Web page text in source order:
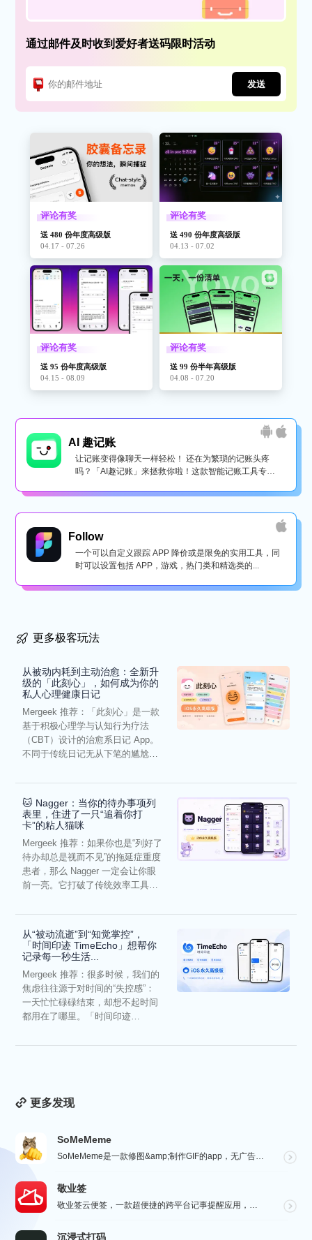
通过邮件及时收到爱好者送码限时活动
发送
评论有奖
送 480 份年度高级版
04.17 - 07.26
评论有奖
送 490 份年度高级版
04.13 - 07.02
评论有奖
送 95 份年度高级版
04.15 - 08.09
评论有奖
送 99 份半年高级版
04.08 - 07.20
AI 趣记账
让记账变得像聊天一样轻松！ 还在为繁琐的记账头疼
吗？「AI趣记账」来拯救你啦！这款智能记账工具专为
Follow
一个可以自定义跟踪 APP 降价或是限免的实用工具，同
时可以设置包括 APP，游戏，热门类和精选类的...
更多极客玩法
从被动内耗到主动治愈：全新升
级的「此刻心」，如何成为你的
私人心理健康日记
Mergeek 推荐：「此刻心」是一款
基于积极心理学与认知行为疗法
（CBT）设计的治愈系日记 App。
不同于传统日记无从下笔的尴尬，
🐱 Nagger：当你的待办事项列
表里，住进了一只“追着你打
卡”的粘人猫咪
Mergeek 推荐：如果你也是“列好了
待办却总是视而不见”的拖延症重度
患者，那么 Nagger 一定会让你眼
前一亮。它打破了传统效率工具冰
从“被动流逝”到“知觉掌控”，
「时间印迹 TimeEcho」想帮你
记录每一秒生活...
Mergeek 推荐：很多时候，我们的
焦虑往往源于对时间的“失控感”：
一天忙忙碌碌结束，却想不起时间
都用在了哪里。「时间印迹
更多发现
SoMeMeme
SoMeMeme是一款修图&amp;制作GIF的app，无广告，无水印，专注于修图和将你相册中的视频...
敬业签
敬业签云便签，一款超便捷的跨平台记事提醒应用，电脑手机云同步，覆盖多系统。它不仅是个性化便签，更是智...
沉浸式打码